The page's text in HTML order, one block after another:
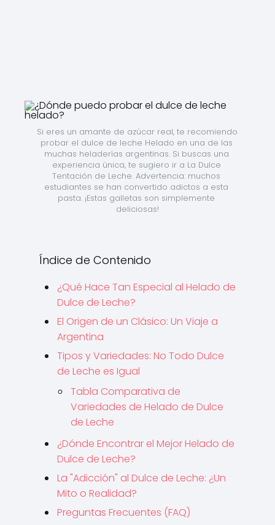
Si eres un amante de azúcar real, te recomiendo
probar el dulce de leche Helado en una de las
muchas heladerías argentinas. Si buscas una
experiencia única, te sugiero ir a La Dulce
Tentación de Leche. Advertencia: muchos
estudiantes se han convertido adictos a esta
pasta. ¡Estas galletas son simplemente
deliciosas!
Índice de Contenido
¿Qué Hace Tan Especial al Helado de
Dulce de Leche?
El Origen de un Clásico: Un Viaje a
Argentina
Tipos y Variedades: No Todo Dulce
de Leche es Igual
Tabla Comparativa de
Variedades de Helado de Dulce
de Leche
¿Dónde Encontrar el Mejor Helado de
Dulce de Leche?
La "Adicción" al Dulce de Leche: ¿Un
Mito o Realidad?
Preguntas Frecuentes (FAQ)